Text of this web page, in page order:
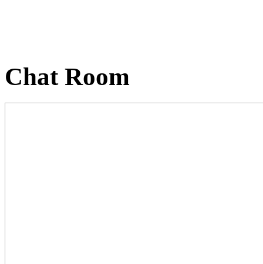
Chat Room